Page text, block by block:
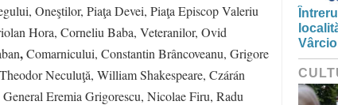
Oneştilor, Piaţa Devei, Piaţa Episcop Valeriu
Hora, Corneliu Baba, Veteranilor, Ovid
,Comarnicului, Constantin Brâncoveanu, Grigore
Neculuţă, William Shakespeare, Czárán
Eremia Grigorescu, Nicolae Firu, Radu